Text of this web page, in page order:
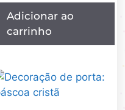
Adicionar ao
carrinho